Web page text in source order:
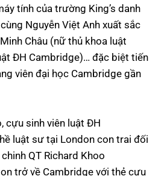
tính của trường King’s danh
Nguyễn Việt Anh xuất sắc
Châu (nữ thủ khoa luật
ĐH Cambridge)… đặc biệt tiến
viên đại học Cambridge gần
cựu sinh viên luật ĐH
luật sư tại London con trai đối
QT Richard Khoo
trở về Cambridge với thẻ cựu